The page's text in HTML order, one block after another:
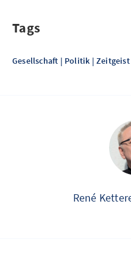
Tags
Gesellschaft | Politik | Zeitgeist
René